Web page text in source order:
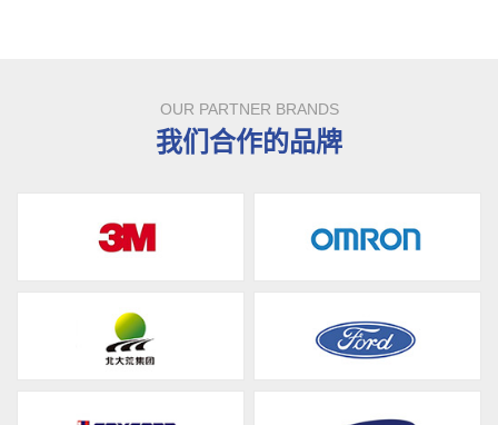
OUR PARTNER BRANDS
我们合作的品牌